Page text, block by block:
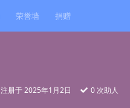
荣誉墙 捐赠
注册于2025年1月2日 0 次助人